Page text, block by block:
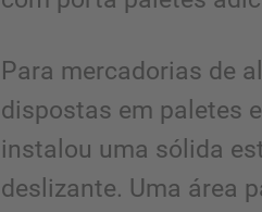
Para mercadorias de
dispostas em paletes
instalou uma sólida
deslizante. Uma área